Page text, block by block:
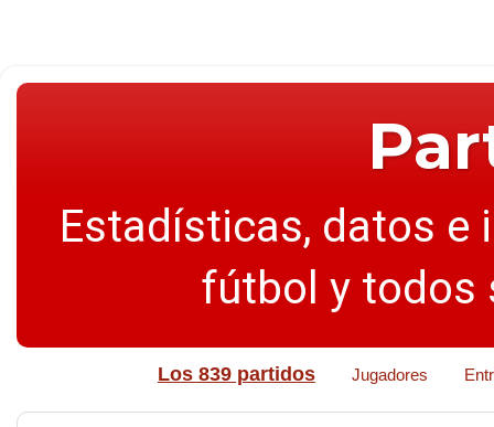
Estadísticas, datos e
fútbol y todos
Los 839 partidos Jugadores